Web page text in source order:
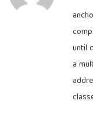
until
a